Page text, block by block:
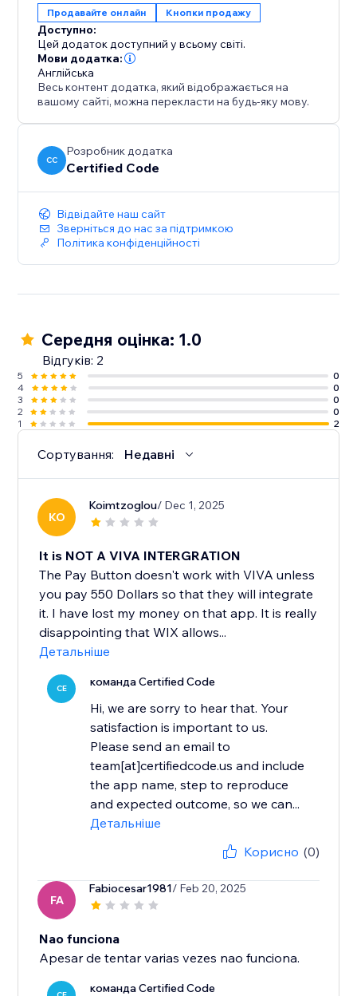
Продавайте онлайн Кнопки продажу
Доступно:
Цей додаток доступний у всьому світі.
Мови додатка:
Англійська
Весь контент додатка, який відображається на
вашому сайті, можна перекласти на будь-яку мову.
CC
Розробник додатка
Certified Code
Відвідайте наш сайт
Зверніться до нас за підтримкою
Політика конфіденційності
Середня оцінка: 1.0
Відгуків: 2
5
0
4
0
3
0
2
0
1
2
Сортування: Недавні
KO
Koimtzoglou/ Dec 1, 2025
It is NOT A VIVA INTERGRATION
The Pay Button doesn't work with VIVA unless
you pay 550 Dollars so that they will integrate
it. I have lost my money on that app. It is really
disappointing that WIX allows...
Детальніше
CE команда Certified Code
Hi, we are sorry to hear that. Your
satisfaction is important to us.
Please send an email to
team[at]certifiedcode.us and include
the app name, step to reproduce
and expected outcome, so we can...
Детальніше
Корисно (0)
FA
Fabiocesar1981/ Feb 20, 2025
Nao funciona
Apesar de tentar varias vezes nao funciona.
команда Certified Code